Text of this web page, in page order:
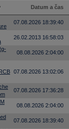
Datum a čas
07.08.2026 18:39:40
26.02.2013 16:58:03
08.08.2026 2:04:00
07.08.2026 13:02:06
07.08.2026 17:36:28
08.08.2026 2:04:00
07.08.2026 18:39:40